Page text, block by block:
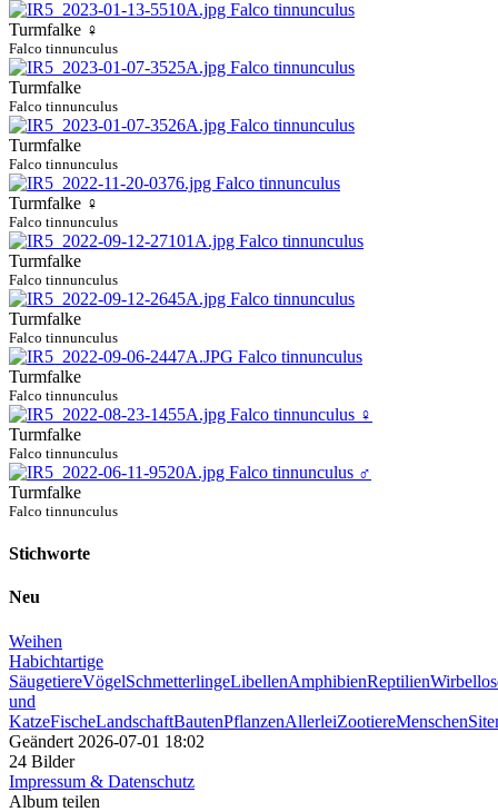
Turmfalke ♀
Falco tinnunculus
Turmfalke
Falco tinnunculus
Turmfalke
Falco tinnunculus
Turmfalke ♀
Falco tinnunculus
Turmfalke
Falco tinnunculus
Turmfalke
Falco tinnunculus
Turmfalke
Falco tinnunculus
Turmfalke
Falco tinnunculus
Turmfalke
Falco tinnunculus
Stichworte
Neu
Weihen
Habichtartige
SäugetiereVögelSchmetterlingeLibellenAmphibienReptilien
und
KatzeFischeLandschaftBautenPflanzenAllerleiZootiereMenschen
Geändert 2026-07-01 18:02
24 Bilder
Impressum & Datenschutz
Album teilen